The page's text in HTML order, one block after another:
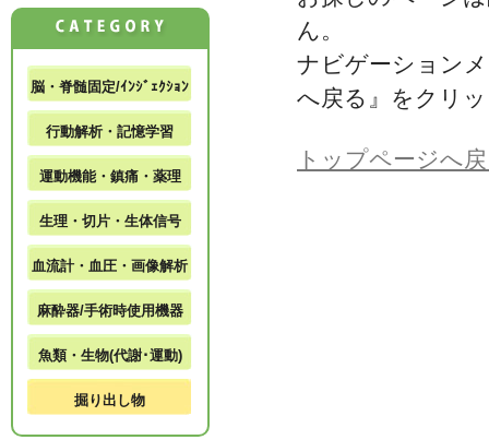
ん。
ナビゲーション
へ戻る』をクリ
トップページへ
脳・脊髄固定/ｲﾝｼﾞｪｸｼｮﾝ
行動解析・記憶学習
運動機能・鎮痛・薬理
生理・切片・生体信号
血流計・血圧・画像解析
麻酔器/手術時使用機器
魚類・生物(代謝･運動)
掘り出し物